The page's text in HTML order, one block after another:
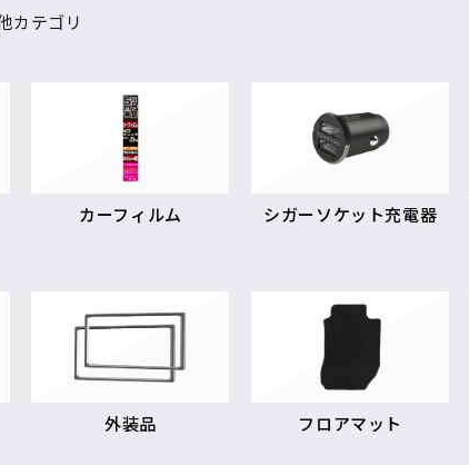
カテゴリ
カーフィルム シガーソケット充電器
外装品 フロアマット